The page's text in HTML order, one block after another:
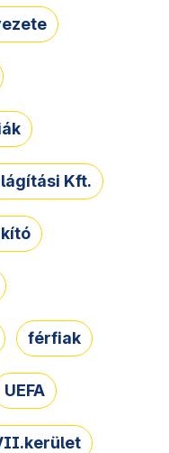
Kft.
férfiak
UEFA